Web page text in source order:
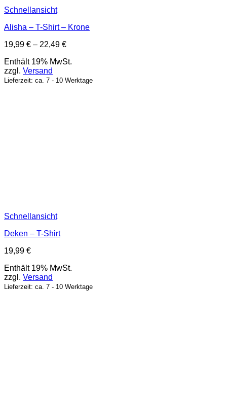
Schnellansicht
Alisha – T-Shirt – Krone
19,99 € – 22,49 €Preisspanne:
bis
Enthält 19% MwSt.
zzgl. Versand
Lieferzeit: ca. 7 - 10 Werktage
Schnellansicht
Deken – T-Shirt
19,99 €
Enthält 19% MwSt.
zzgl. Versand
Lieferzeit: ca. 7 - 10 Werktage